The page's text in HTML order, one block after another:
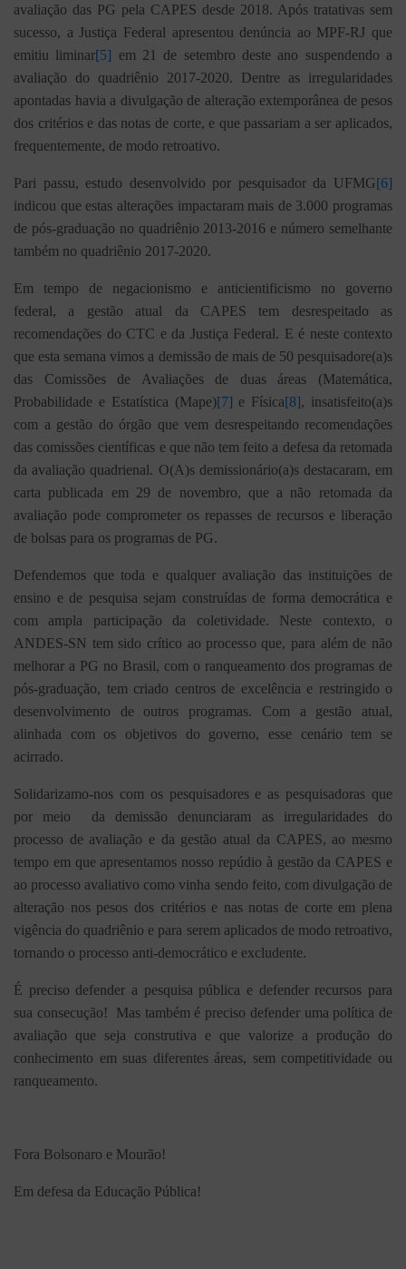
avaliação das PG pela CAPES desde 2018. Após tratativas sem
sucesso, a Justiça Federal apresentou denúncia ao MPF-RJ que
emitiu liminar[5] em 21 de setembro deste ano suspendendo a
avaliação do quadriênio 2017-2020. Dentre as irregularidades
apontadas havia a divulgação de alteração extemporânea de pesos
dos critérios e das notas de corte, e que passariam a ser aplicados,
frequentemente, de modo retroativo.
Pari passu, estudo desenvolvido por pesquisador da UFMG[6]
indicou que estas alterações impactaram mais de 3.000 programas
de pós-graduação no quadriênio 2013-2016 e número semelhante
também no quadriênio 2017-2020.
Em tempo de negacionismo e anticientificismo no governo
federal, a gestão atual da CAPES tem desrespeitado as
recomendações do CTC e da Justiça Federal. E é neste contexto
que esta semana vimos a demissão de mais de 50 pesquisadore(a)s
das Comissões de Avaliações de duas áreas (Matemática,
Probabilidade e Estatística (Mape)[7] e Física[8], insatisfeito(a)s
com a gestão do órgão que vem desrespeitando recomendações
das comissões científicas e que não tem feito a defesa da retomada
da avaliação quadrienal. O(A)s demissionário(a)s destacaram, em
carta publicada em 29 de novembro, que a não retomada da
avaliação pode comprometer os repasses de recursos e liberação
de bolsas para os programas de PG.
Defendemos que toda e qualquer avaliação das instituições de
ensino e de pesquisa sejam construídas de forma democrática e
com ampla participação da coletividade. Neste contexto, o
ANDES-SN tem sido crítico ao processo que, para além de não
melhorar a PG no Brasil, com o ranqueamento dos programas de
pós-graduação, tem criado centros de excelência e restringido o
desenvolvimento de outros programas. Com a gestão atual,
alinhada com os objetivos do governo, esse cenário tem se
acirrado.
Solidarizamo-nos com os pesquisadores e as pesquisadoras que
por meio da demissão denunciaram as irregularidades do
processo de avaliação e da gestão atual da CAPES, ao mesmo
tempo em que apresentamos nosso repúdio à gestão da CAPES e
ao processo avaliativo como vinha sendo feito, com divulgação de
alteração nos pesos dos critérios e nas notas de corte em plena
vigência do quadriênio e para serem aplicados de modo retroativo,
tornando o processo anti-democrático e excludente.
É preciso defender a pesquisa pública e defender recursos para
sua consecução! Mas também é preciso defender uma política de
avaliação que seja construtiva e que valorize a produção do
conhecimento em suas diferentes áreas, sem competitividade ou
ranqueamento.
Fora Bolsonaro e Mourão!
Em defesa da Educação Pública!